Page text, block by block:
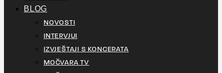
BLOG
NOVOSTI
INTERVJUI
IZVJEŠTAJI S KONCERATA
MOČVARA TV